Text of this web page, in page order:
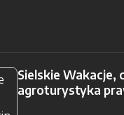
Sielskie Wakacje,
agroturystyka